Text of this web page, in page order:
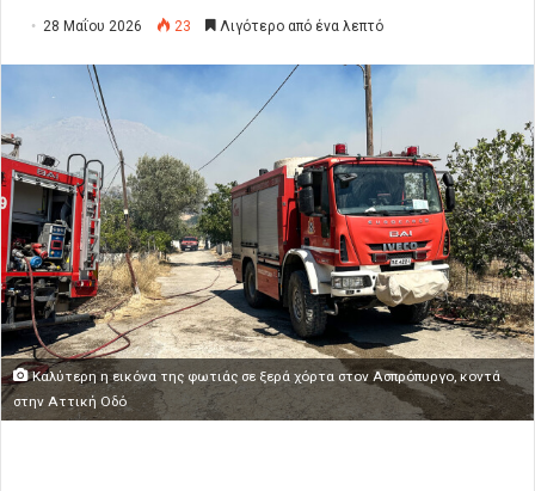
28 Μαΐου 2026 23 Λιγότερο από ένα λεπτό
Καλύτερη η εικόνα της φωτιάς σε ξερά χόρτα στον Ασπρόπυργο, κοντά
στην Αττική Οδό